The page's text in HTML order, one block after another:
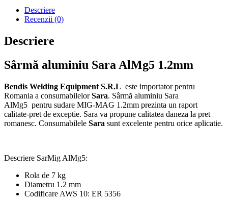
Descriere
Recenzii (0)
Descriere
Sârmă aluminiu Sara AlMg5 1.2mm
Bendis Welding Equipment S.R.L este importator pentru
Romania a consumabilelorSara. Sârmă aluminiu Sara
AlMg5 pentru sudare MIG-MAG 1.2mm prezinta un raport
calitate-pret de exceptie. Sara va propune calitatea daneza la pret
romanesc. Consumabilele Sara sunt excelente pentru orice aplicatie.
Descriere SarMig AlMg5:
Rola de 7 kg
Diametru 1.2 mm
Codificare AWS 10: ER 5356